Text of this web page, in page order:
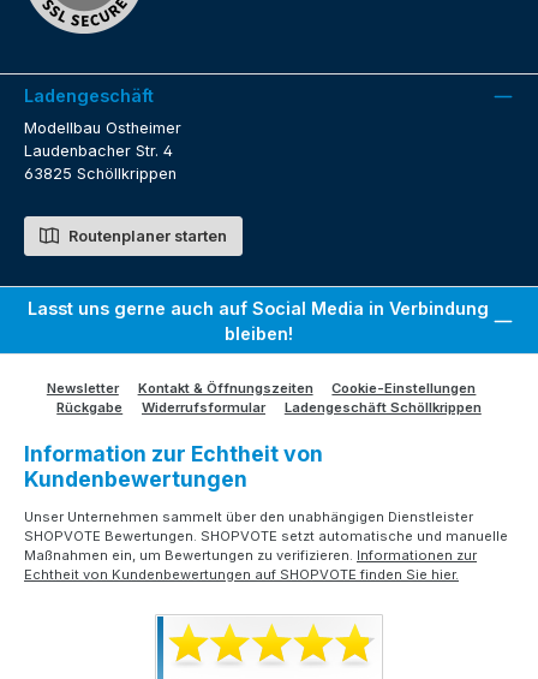
Ladengeschäft
Modellbau Ostheimer
Laudenbacher Str. 4
63825 Schöllkrippen
Routenplaner starten
Lasst uns gerne auch auf Social Media in Verbindung
bleiben!
Newsletter Kontakt & Öffnungszeiten
Cookie-Einstellungen
Rückgabe
Widerrufsformular Ladengeschäft Schöllkrippen
Information zur Echtheit von
Kundenbewertungen
Unser Unternehmen sammelt über den unabhängigen Dienstleister
SHOPVOTE Bewertungen. SHOPVOTE setzt automatische und manuelle
Maßnahmen ein, um Bewertungen zu verifizieren. Informationen zur
Echtheit von Kundenbewertungen auf SHOPVOTE finden Sie hier.